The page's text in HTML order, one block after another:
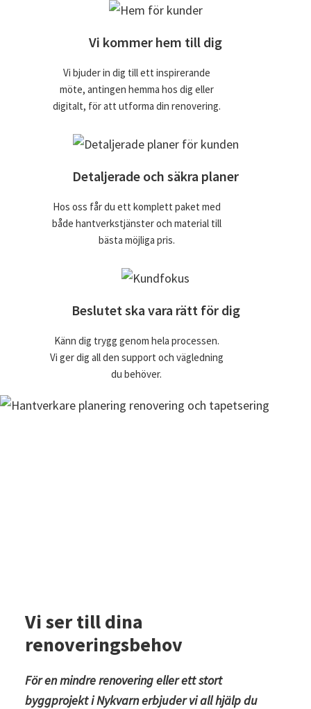
Vi kommer hem till dig
Vi bjuder in dig till ett inspirerande
möte, antingen hemma hos dig eller
digitalt, för att utforma din renovering.
Detaljerade och säkra planer
Hos oss får du ett komplett paket med
både hantverkstjänster och material till
bästa möjliga pris.
Beslutet ska vara rätt för dig
Känn dig trygg genom hela processen.
Vi ger dig all den support och vägledning
du behöver.
Vi ser till dina
renoveringsbehov
För en mindre renovering eller ett stort
byggprojekt i Nykvarn erbjuder vi all hjälp du